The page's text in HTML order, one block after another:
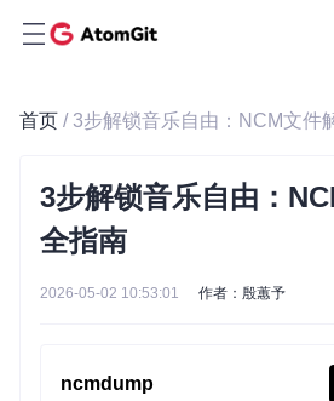
首页 / 3步解锁音乐自由：NCM文件
3步解锁音乐自由：
全指南
2026-05-02 10:53:01 作者：殷蕙予
ncmdump